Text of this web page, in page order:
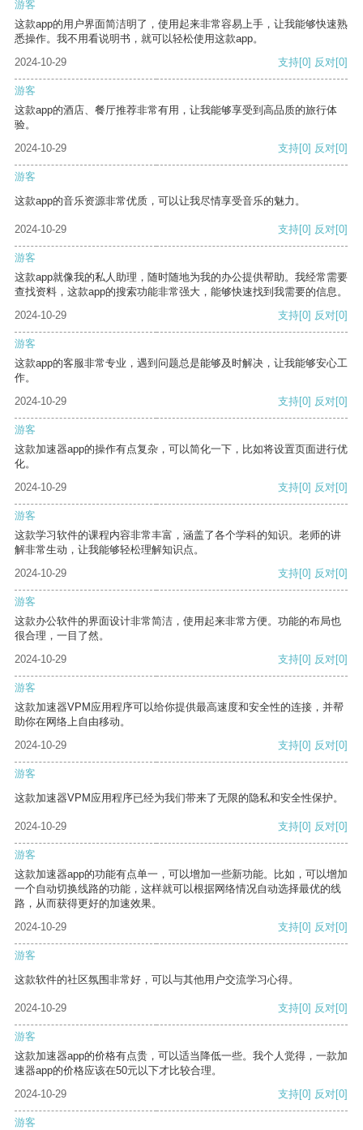
游客
这款app的用户界面简洁明了，使用起来非常容易上手，让我能够快速熟
悉操作。我不用看说明书，就可以轻松使用这款app。
2024-10-29
支持[0] 反对[0]
游客
这款app的酒店、餐厅推荐非常有用，让我能够享受到高品质的旅行体
验。
2024-10-29
支持[0] 反对[0]
游客
这款app的音乐资源非常优质，可以让我尽情享受音乐的魅力。
2024-10-29 支持[0] 反对[0]
游客
这款app就像我的私人助理，随时随地为我的办公提供帮助。我经常需要
查找资料，这款app的搜索功能非常强大，能够快速找到我需要的信息。
2024-10-29
支持[0] 反对[0]
游客
这款app的客服非常专业，遇到问题总是能够及时解决，让我能够安心工
作。
2024-10-29
支持[0] 反对[0]
游客
这款加速器app的操作有点复杂，可以简化一下，比如将设置页面进行优
化。
2024-10-29
支持[0] 反对[0]
游客
这款学习软件的课程内容非常丰富，涵盖了各个学科的知识。老师的讲
解非常生动，让我能够轻松理解知识点。
2024-10-29
支持[0] 反对[0]
游客
这款办公软件的界面设计非常简洁，使用起来非常方便。功能的布局也
很合理，一目了然。
2024-10-29
支持[0] 反对[0]
游客
这款加速器VPM应用程序可以给你提供最高速度和安全性的连接，并帮
助你在网络上自由移动。
2024-10-29
支持[0] 反对[0]
游客
这款加速器VPM应用程序已经为我们带来了无限的隐私和安全性保护。
2024-10-29 支持[0] 反对[0]
游客
这款加速器app的功能有点单一，可以增加一些新功能。比如，可以增加
一个自动切换线路的功能，这样就可以根据网络情况自动选择最优的线
路，从而获得更好的加速效果。
2024-10-29
支持[0] 反对[0]
游客
这款软件的社区氛围非常好，可以与其他用户交流学习心得。
2024-10-29 支持[0] 反对[0]
游客
这款加速器app的价格有点贵，可以适当降低一些。我个人觉得，一款加
速器app的价格应该在50元以下才比较合理。
2024-10-29
支持[0] 反对[0]
游客